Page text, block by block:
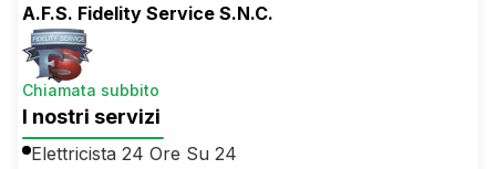
A.F.S. Fidelity Service S.N.C.
Chiamata subbito
I nostri servizi
Elettricista 24 Ore Su 24